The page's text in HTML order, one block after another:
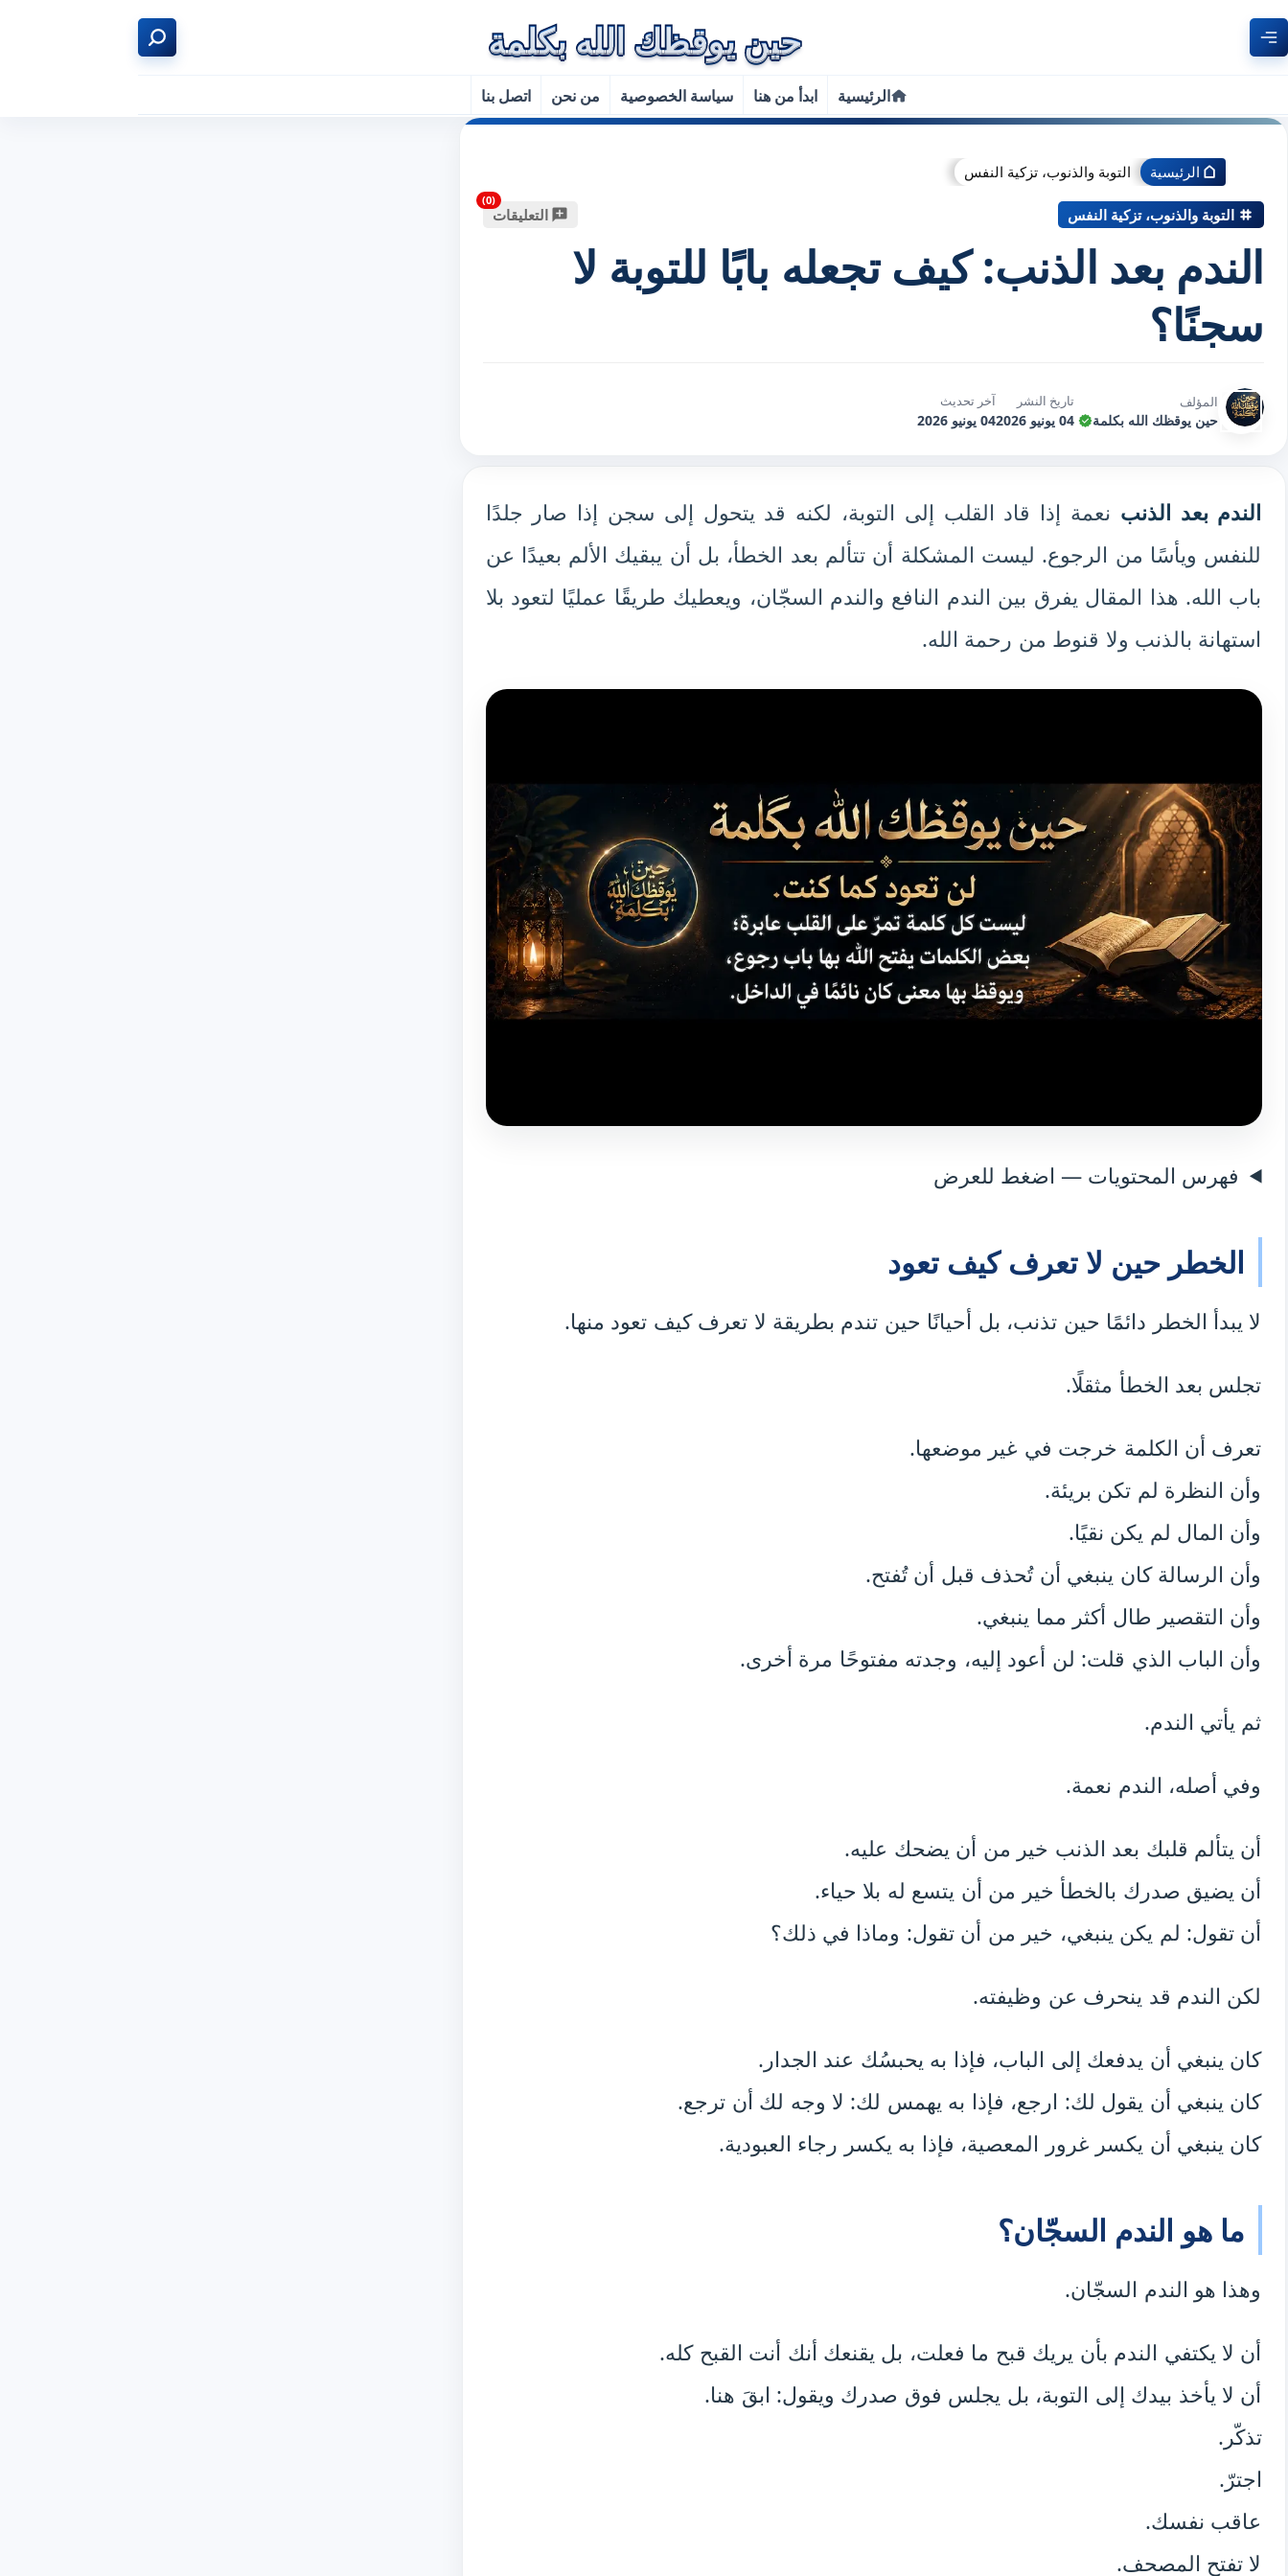
الرئيسية ابدأ من هنا سياسة الخصوصية من نحن اتصل بنا
الرئيسية التوبة والذنوب، تزكية النفس
التوبة والذنوب، تزكية النفس التعليقات
الندم بعد الذنب: كيف تجعله بابًا للتوبة لا
سجنًا؟
المؤلف
حين يوقظك الله بكلمة
تاريخ النشر
04 يونيو 2026
آخر تحديث
04 يونيو 2026
الندم بعد الذنب نعمة إذا قاد القلب إلى التوبة، لكنه قد يتحول إلى سجن إذا صار جلدًا
للنفس ويأسًا من الرجوع. ليست المشكلة أن تتألم بعد الخطأ، بل أن يبقيك الألم بعيدًا عن
باب الله. هذا المقال يفرق بين الندم النافع والندم السجّان، ويعطيك طريقًا عمليًا لتعود بلا
استهانة بالذنب ولا قنوط من رحمة الله.
فهرس المحتويات — اضغط للعرض
الخطر حين لا تعرف كيف تعود
لا يبدأ الخطر دائمًا حين تذنب، بل أحيانًا حين تندم بطريقة لا تعرف كيف تعود منها.
تجلس بعد الخطأ مثقلًا.
تعرف أن الكلمة خرجت في غير موضعها.
وأن النظرة لم تكن بريئة.
وأن المال لم يكن نقيًا.
وأن الرسالة كان ينبغي أن تُحذف قبل أن تُفتح.
وأن التقصير طال أكثر مما ينبغي.
وأن الباب الذي قلت: لن أعود إليه، وجدته مفتوحًا مرة أخرى.
ثم يأتي الندم.
وفي أصله، الندم نعمة.
أن يتألم قلبك بعد الذنب خير من أن يضحك عليه.
أن يضيق صدرك بالخطأ خير من أن يتسع له بلا حياء.
أن تقول: لم يكن ينبغي، خير من أن تقول: وماذا في ذلك؟
لكن الندم قد ينحرف عن وظيفته.
كان ينبغي أن يدفعك إلى الباب، فإذا به يحبسُك عند الجدار.
كان ينبغي أن يقول لك: ارجع، فإذا به يهمس لك: لا وجه لك أن ترجع.
كان ينبغي أن يكسر غرور المعصية، فإذا به يكسر رجاء العبودية.
ما هو الندم السجّان؟
وهذا هو الندم السجّان.
أن لا يكتفي الندم بأن يريك قبح ما فعلت، بل يقنعك أنك أنت القبح كله.
أن لا يأخذ بيدك إلى التوبة، بل يجلس فوق صدرك ويقول: ابقَ هنا.
تذكّر.
اجترّ.
عاقب نفسك.
لا تفتح المصحف.